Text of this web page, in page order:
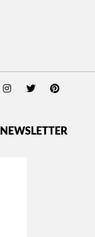
NEWSLETTER